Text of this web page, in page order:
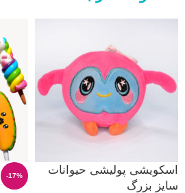
اسکویشی پولیشی حیوانات
سایز بزرگ
-17%